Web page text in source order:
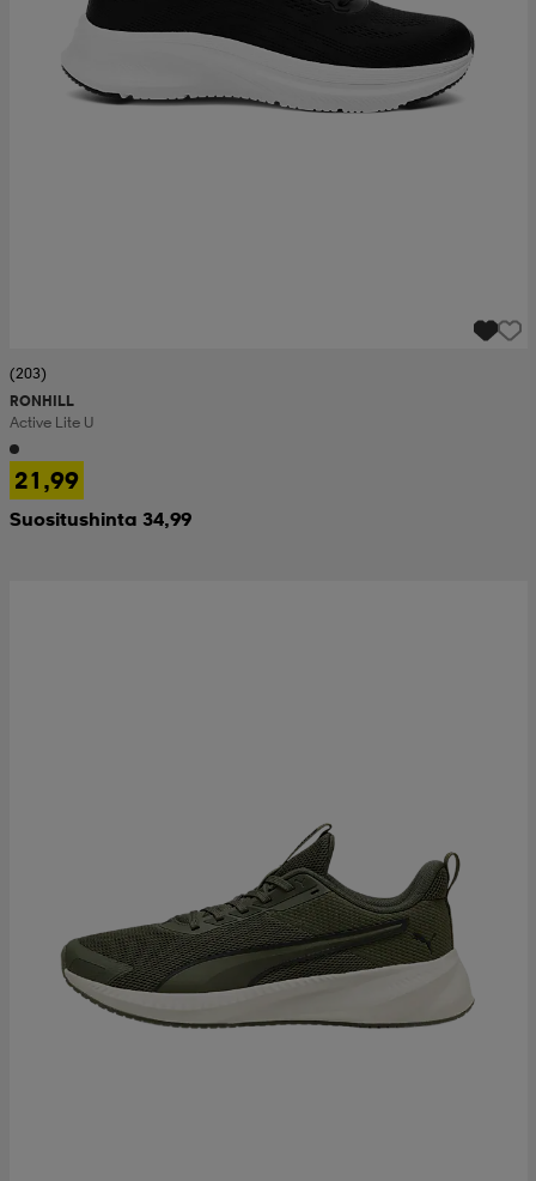
(203)
RONHILL
Active Lite U
21,99
Suositushinta 34,99